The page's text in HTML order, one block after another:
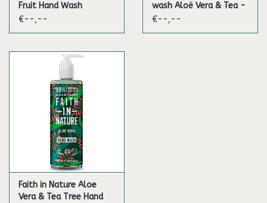
Fruit Hand Wash
€--,--
wash Aloë Vera & Tea -
5L
€--,--
Faith in Nature Aloe
Vera & Tea Tree Hand